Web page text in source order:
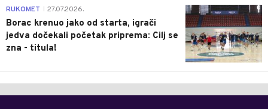
0
RUKOMET 27.07.2026.
Borac krenuo jako od starta, igrači
jedva dočekali početak priprema: Cilj se
zna - titula!